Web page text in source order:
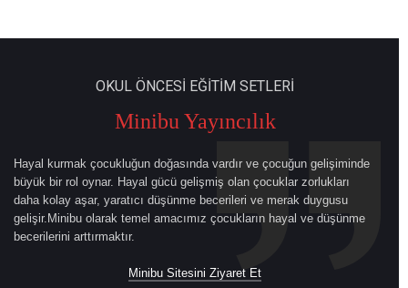
OKUL ÖNCESİ EĞİTİM SETLERİ
Minibu Yayıncılık
Hayal kurmak çocukluğun doğasında vardır ve çocuğun gelişiminde
büyük bir rol oynar. Hayal gücü gelişmiş olan çocuklar zorlukları
daha kolay aşar, yaratıcı düşünme becerileri ve merak duygusu
gelişir.Minibu olarak temel amacımız çocukların hayal ve düşünme
becerilerini arttırmaktır.
Minibu Sitesini Ziyaret Et